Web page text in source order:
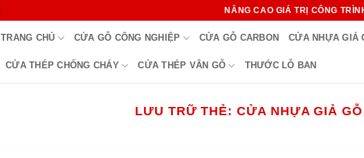
NÂNG CAO GIÁ TRỊ CÔNG
TRANG CHỦ CỬA GỖ CÔNG NGHIỆP CỬA GỖ CARBON CỬA NHỰA GIẢ
CỬA THÉP CHỐNG CHÁY CỬA THÉP VÂN GỖ THƯỚC LỖ BAN
LƯU TRỮ THẺ:CỬA NHỰA GIẢ